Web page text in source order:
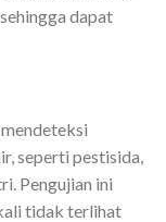
dapat
seperti pestisida,
Pengujian ini
tidak terlihat